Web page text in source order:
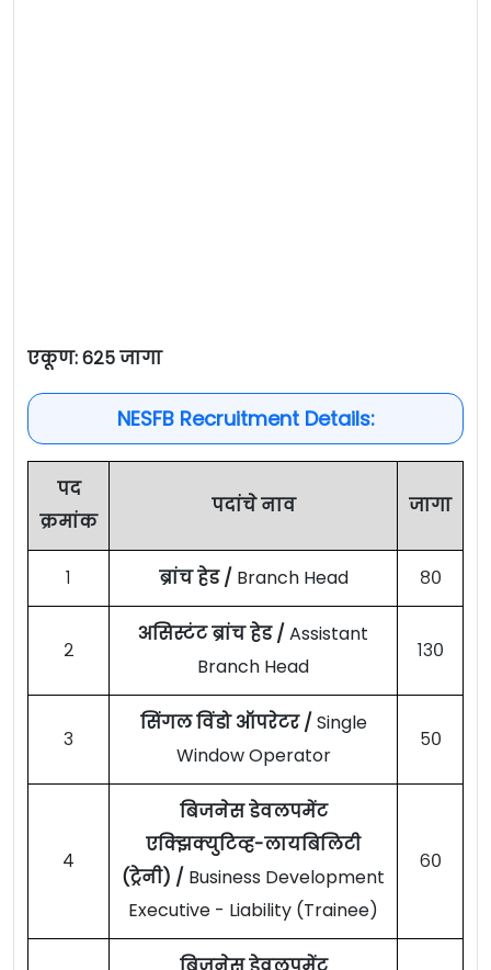
एकूण: ६२५ जागा
NESFB Recruitment Details:
पद
क्रमांक
पदांचे नाव जागा
१ ब्रांच हेड / Branch Head ८०
२
असिस्टंट ब्रांच हेड / Assistant
Branch Head
१३०
३
सिंगल विंडो ऑपरेटर / Single
Window Operator
५०
४
बिजनेस डेवलपमेंट
एक्झिक्युटिव्ह-लायबिलिटी
(ट्रेनी) / Business Development
Executive - Liability (Trainee)
६०